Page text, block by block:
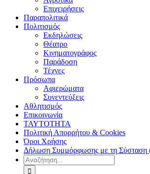
Επιχειρήσεις
Παραπολιτικά
Πολιτισμός
Εκδηλώσεις
Θέατρο
Κινηματογράφος
Παράδοση
Τέχνες
Πρόσωπα
Αφιερώματα
Συνεντεύξεις
Αθλητισμός
Επικοινωνία
ΤΑΥΤΟΤΗΤΑ
Πολιτική Απορρήτου & Cookies
Όροι Χρήσης
Δήλωση Συμμόρφωσης με τη Σύσταση
Αναζήτηση
για: